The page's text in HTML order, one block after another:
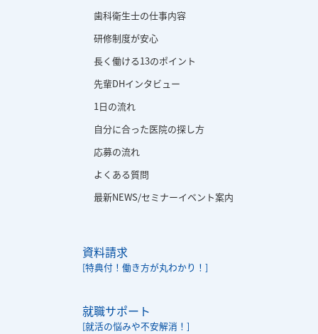
歯科衛生士の仕事内容
研修制度が安心
長く働ける13のポイント
先輩DHインタビュー
1日の流れ
自分に合った医院の探し方
応募の流れ
よくある質問
最新NEWS/セミナーイベント案内
資料請求
[特典付！働き方が丸わかり！]
就職サポート
[就活の悩みや不安解消！]